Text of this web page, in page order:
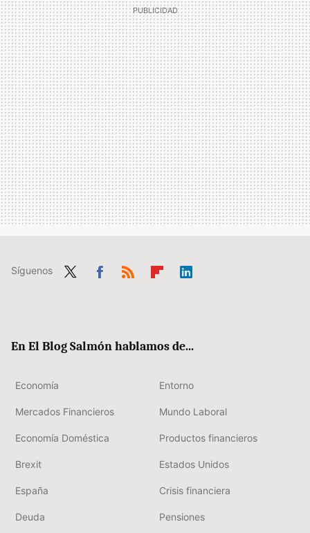
Síguenos
En El Blog Salmón hablamos de...
Economía Entorno
Mercados Financieros Mundo Laboral
Economía Doméstica Productos financieros
Brexit Estados Unidos
España Crisis financiera
Deuda Pensiones